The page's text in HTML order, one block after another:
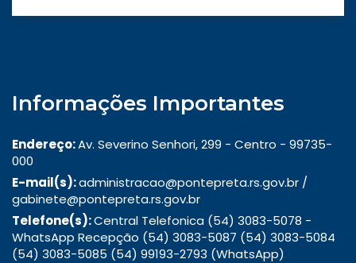
Informações Importantes
Endereço:Av. Severino Senhori, 299 - Centro - 99735-
000
E-mail(s):administracao@pontepreta.rs.gov.br /
gabinete@pontepreta.rs.gov.br
Telefone(s):Central Telefonica (54) 3083-5078 -
WhatsApp Recepção (54) 3083-5087 (54) 3083-5084
(54) 3083-5085 (54) 99193-2793 (WhatsApp)